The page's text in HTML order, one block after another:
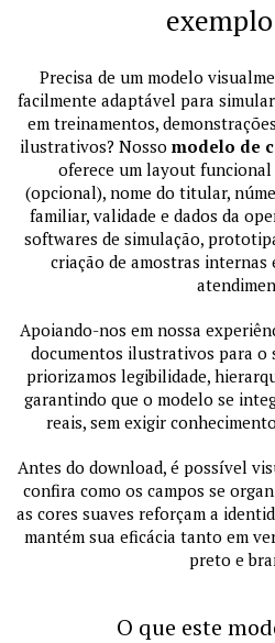
Precisa de um modelo
facilmente adaptável para
em treinamentos,
ilustrativos? Nosso modelo de
oferece um layout
(opcional), nome do titular,
familiar, validade e dados da
softwares de simulação,
criação de amostras internas
Apoiando-nos em nossa
documentos ilustrativos para o
priorizamos legibilidade,
garantindo que o modelo se
reais, sem exigir
Antes do download, é possível
confira como os campos se
as cores suaves reforçam a
mantém sua eficácia tanto em
preto e
O que este